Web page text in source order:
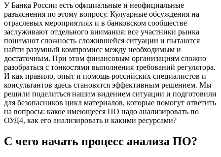
У Банка России есть официальные и неофициальные
разъяснения по этому вопросу. Кулуарные обсуждения на
отраслевых мероприятиях и в банковском сообществе
заслуживают отдельного внимания: все участники рынка
понимают сложность сложившейся ситуации и пытаются
найти разумный компромисс между необходимым и
достаточным. При этом финансовым организациям сложно
разобраться с тонкостями выполнения требований регулятора.
И как правило, опыт и помощь российских специалистов и
консультантов здесь становятся эффективным решением. Мы
решили поделиться нашим видением ситуации и подготовили
для безопасников цикл материалов, которые помогут ответить
на вопросы: какое имеющееся ПО надо анализировать по
ОУД4, как его анализировать и какими ресурсами?
С чего начать процесс анализа ПО?